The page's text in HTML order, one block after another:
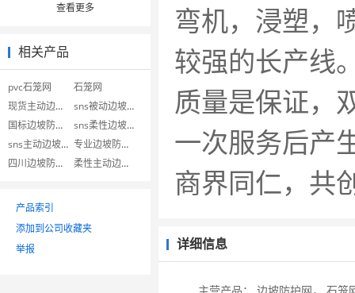
查看更多
相关产品
pvc石笼网
石笼网
现货主动边坡防护网
sns被动边坡防护网
国标边坡防护网
sns柔性边坡防护网
sns主动边坡防护网
专业边坡防护网
四川边坡防护网
柔性主动边坡防护网
产品索引
添加到公司收藏夹
举报
弯机，浸塑，
较强的长产
质量是保证，
一次服务后产
商界同仁
详细信息